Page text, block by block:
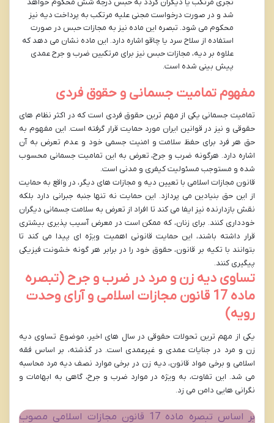
شد و در صورت درخواست مجنی علیه مرتکب به پرداخت دیه نیز
محکوم می شود. تبصره این ماده نیز به مجازات حبس در صورت
استفاده از سلاح سرد یا چاقو اشاره دارد. این ماده نشان می دهد که
علاوه بر دیه، مجازات حبس نیز برای مرتکبین ضرب و جرح عمدی
پیش بینی شده است.
مفهوم تمامیت جسمانی و حقوق فردی
تمامیت جسمانی یکی از مهم ترین حقوق فردی است که در اکثر نظام های
حقوقی و نیز در قوانین ایران مورد حمایت قرار گرفته است. این مفهوم به
حق هر فرد برای حفظ سلامت و امنیت جسمی خود و عدم تعرض به آن
اشاره دارد. هرگونه ضرب و جرح، تعرض به این تمامیت جسمانی محسوب
شده و مستوجب مسئولیت کیفری و مدنی است.
قانون مجازات اسلامی با تعیین دیه و مجازات های دیگر، در واقع به حمایت
از این حق بنیادین می پردازد. این حمایت نه تنها جنبه جبرانی دارد بلکه
نقش بازدارنده نیز ایفا می کند تا افراد از تعرض به سلامت جسمانی دیگران
خودداری کنند. برای زنان، که ممکن است در معرض آسیب پذیری بیشتری
قرار داشته باشند، این حمایت قانونی اهمیت ویژه ای پیدا می کند تا
بتوانند با تکیه بر قانون، حقوق خود را در برابر هر گونه خشونت فیزیکی
پیگیری کنند.
تساوی دیه زن و مرد در ضرب و جرح (تبصره
ماده 17 قانون مجازات اسلامی و آرای وحدت
رویه)
یکی از مهم ترین تحولات حقوقی در سال های اخیر، موضوع تساوی دیه
زن و مرد در جنایات عمدی و غیرعمدی است. در گذشته، بر اساس فقه
اسلامی و برخی مواد قانون، دیه زن در برخی موارد نصف دیه مرد محاسبه
می شد. این تفاوت، به ویژه در موارد ضرب و جرح، گاهی به ابهامات و
نگرانی هایی دامن می زد.
بر اساس تبصره ماده 17 قانون مجازات اسلامی مصوب